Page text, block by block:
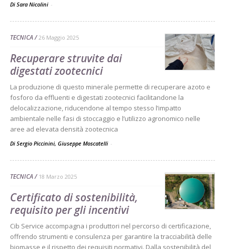
Di Sara Nicolini -
TECNICA 26 Maggio 2025
Recuperare struvite dai
digestati zootecnici
La produzione di questo minerale permette di recuperare azoto e
fosforo da effluenti e digestati zootecnici facilitandone la
delocalizzazione, riducendone al tempo stesso l’impatto
ambientale nelle fasi di stoccaggio e l’utilizzo agronomico nelle
aree ad elevata densità zootecnica
Di Sergio Piccinini, Giuseppe Moscatelli -
TECNICA 18 Marzo 2025
Certificato di sostenibilità,
requisito per gli incentivi
Cib Service accompagna i produttori nel percorso di certificazione,
offrendo strumenti e consulenza per garantire la tracciabilità delle
biomasse e il rispetto dei requisiti normativi. Dalla sostenibilità del